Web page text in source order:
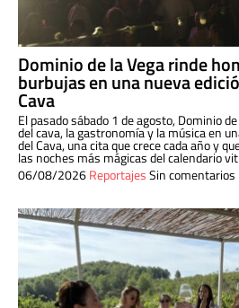
Dominio de la Vega rinde
burbujas en una nueva
Cava
El pasado sábado 1 de agosto, Dominio
del cava, la gastronomía y la música en
del Cava, una cita que crece cada año y
las noches más mágicas del calendario
06/08/2026ReportajesSin comentarios